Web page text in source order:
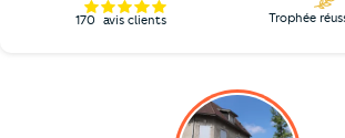
170 avis clients Trophée